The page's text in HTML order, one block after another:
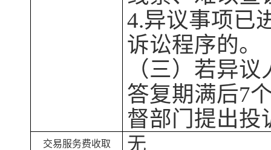
4.异议事项已
诉讼程序的。
（三）若异
答复期满后7
督部门提出投
交易服务费收取 无